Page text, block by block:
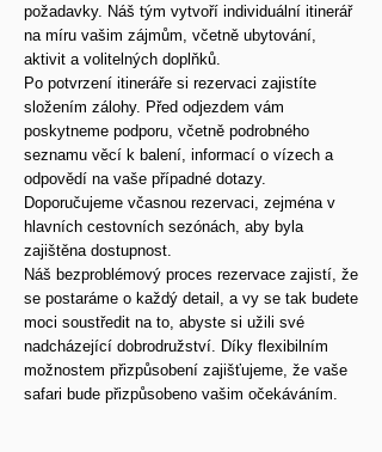
požadavky. Náš tým vytvoří individuální itinerář
na míru vašim zájmům, včetně ubytování,
aktivit a volitelných doplňků.
Po potvrzení itineráře si rezervaci zajistíte
složením zálohy. Před odjezdem vám
poskytneme podporu, včetně podrobného
seznamu věcí k balení, informací o vízech a
odpovědí na vaše případné dotazy.
Doporučujeme včasnou rezervaci, zejména v
hlavních cestovních sezónách, aby byla
zajištěna dostupnost.
Náš bezproblémový proces rezervace zajistí, že
se postaráme o každý detail, a vy se tak budete
moci soustředit na to, abyste si užili své
nadcházející dobrodružství. Díky flexibilním
možnostem přizpůsobení zajišťujeme, že vaše
safari bude přizpůsobeno vašim očekáváním.